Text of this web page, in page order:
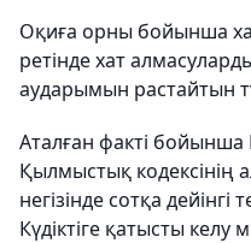
Оқиға орны бойынша
ретінде хат
аударымын растайтын
Аталған факті бойынша
Қылмыстық кодексінің
негізінде сотқа
Күдіктіге қатысты келу